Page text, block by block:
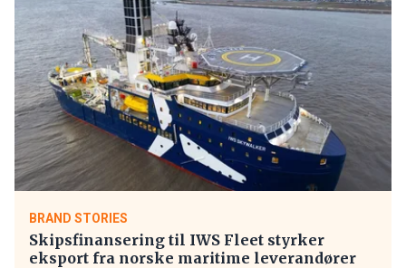
BRAND STORIES
Skipsfinansering til IWS Fleet styrker
eksport fra norske maritime leverandører